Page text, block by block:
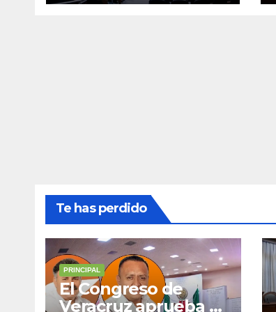
Ixhuatlán del
Te has perdido
PRINCIPAL
El Congreso de
Veracruz aprueba el